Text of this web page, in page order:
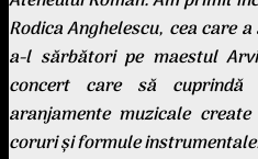
Rodica Anghelescu, cea care
a-l sărbători pe maestul
concert care să
aranjamente muzicale
coruri şi formule